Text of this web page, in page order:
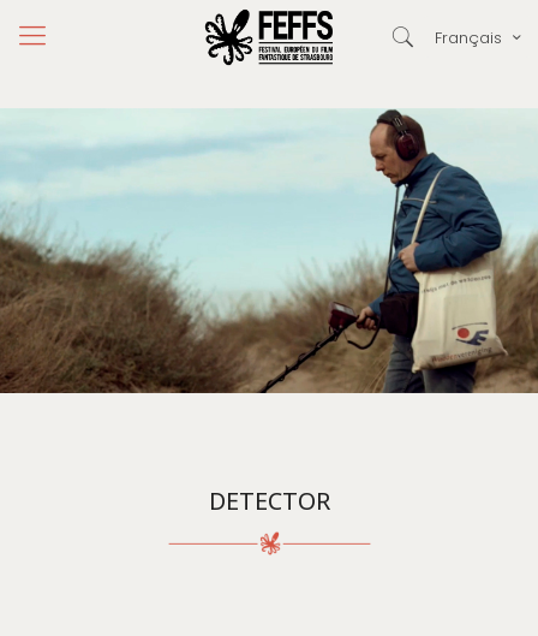
Français
DETECTOR